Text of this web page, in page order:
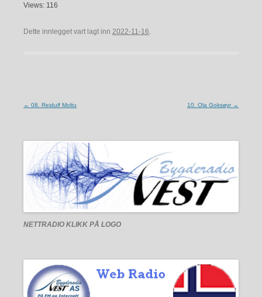
RSS FEED
Views: 116
Dette innlegget vart lagt inn 2022-11-16
Innleggsnavigering
← 08. Reidulf Moltu 10. Ola Goksøyr →
NETTRADIO KLIKK PÅ LOGO